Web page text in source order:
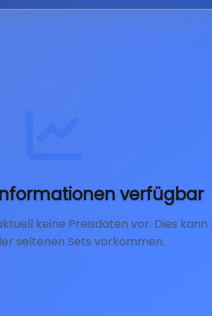
verfügbar
keine Preisdaten vor. Dies kann
seltenen Sets vorkommen.